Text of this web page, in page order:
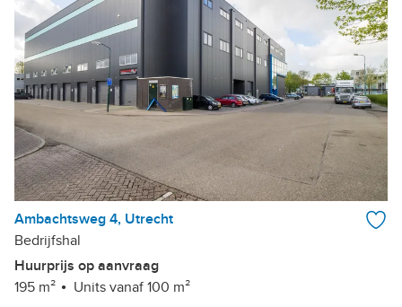
Ambachtsweg 4, Utrecht
Bedrijfshal
Huurprijs op aanvraag
195 m²
Units vanaf 100 m²